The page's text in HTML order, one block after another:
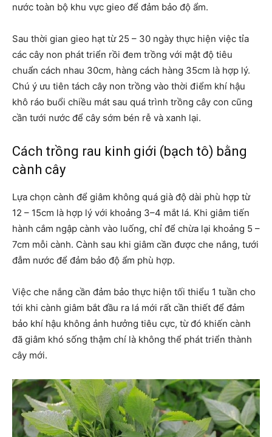
nước toàn bộ khu vực gieo để đảm bảo độ ẩm.
Sau thời gian gieo hạt từ 25 – 30 ngày thực hiện việc tỉa
các cây non phát triển rồi đem trồng với mật độ tiêu
chuẩn cách nhau 30cm, hàng cách hàng 35cm là hợp lý.
Chú ý ưu tiên tách cây non trồng vào thời điểm khí hậu
khô ráo buổi chiều mát sau quá trình trồng cây con cũng
cần tưới nước để cây sớm bén rễ và xanh lại.
Cách trồng rau kinh giới (bạch tô) bằng
cành cây
Lựa chọn cành để giâm không quá già độ dài phù hợp từ
12 – 15cm là hợp lý với khoảng 3–4 mắt lá. Khi giâm tiến
hành cắm ngập cành vào luống, chỉ để chừa lại khoảng 5 –
7cm mỗi cành. Cành sau khi giâm cần được che nắng, tưới
đẫm nước để đảm bảo độ ẩm phù hợp.
Việc che nắng cần đảm bảo thực hiện tối thiểu 1 tuần cho
tới khi cành giâm bắt đầu ra lá mới rất cần thiết để đảm
bảo khí hậu không ảnh hưởng tiêu cực, từ đó khiến cành
đã giâm khó sống thậm chí là không thể phát triển thành
cây mới.